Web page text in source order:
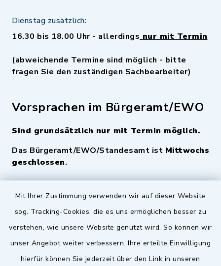
Mit Ihrer Zustimmung verwenden wir auf dieser Website
sog. Tracking-Cookies, die es uns ermöglichen besser zu
verstehen, wie unsere Website genutzt wird. So können wir
unser Angebot weiter verbessern. Ihre erteilte Einwilligung
hierfür können Sie jederzeit über den Link in unseren
Dienstag zusätzlich:
16.30 bis 18.00 Uhr - allerdings nur mit Termin
(abweichende Termine sind möglich - bitte
fragen Sie den zuständigen Sachbearbeiter)
Vorsprachen im Bürgeramt/EWO
Sind grundsätzlich nur mit Termin möglich.
Das Bürgeramt/EWO/Standesamt ist Mittwochs
geschlossen.
Quicklinks
Zenngrund Allianz